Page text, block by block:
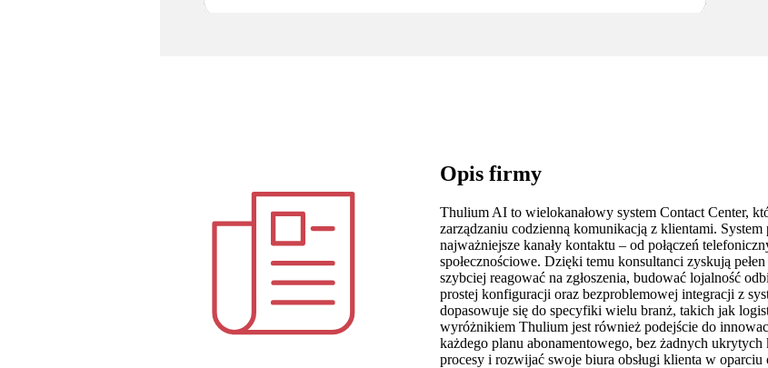
Opis firmy
Thulium AI to wielokanałowy system Contact Center,
zarządzaniu codzienną komunikacją z klientami.
najważniejsze kanały kontaktu – od połączeń
społecznościowe. Dzięki temu konsultanci zyskują
szybciej reagować na zgłoszenia, budować lojalność
prostej konfiguracji oraz bezproblemowej integracji z
dopasowuje się do specyfiki wielu branż, takich jak
wyróżnikiem Thulium jest również podejście do
każdego planu abonamentowego, bez żadnych
procesy i rozwijać swoje biura obsługi klienta w